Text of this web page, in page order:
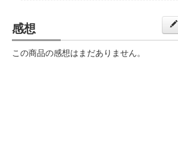
感想
この商品の感想はまだありません。